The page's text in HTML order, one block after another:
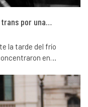
trans por una…
la tarde del frío
en…